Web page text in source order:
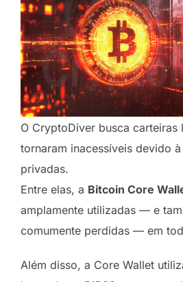
O CryptoDiver busca carteiras
tornaram inacessíveis devido
privadas.
Entre elas, a Bitcoin Core
amplamente utilizadas — e
comumente perdidas — em
Além disso, a Core Wallet